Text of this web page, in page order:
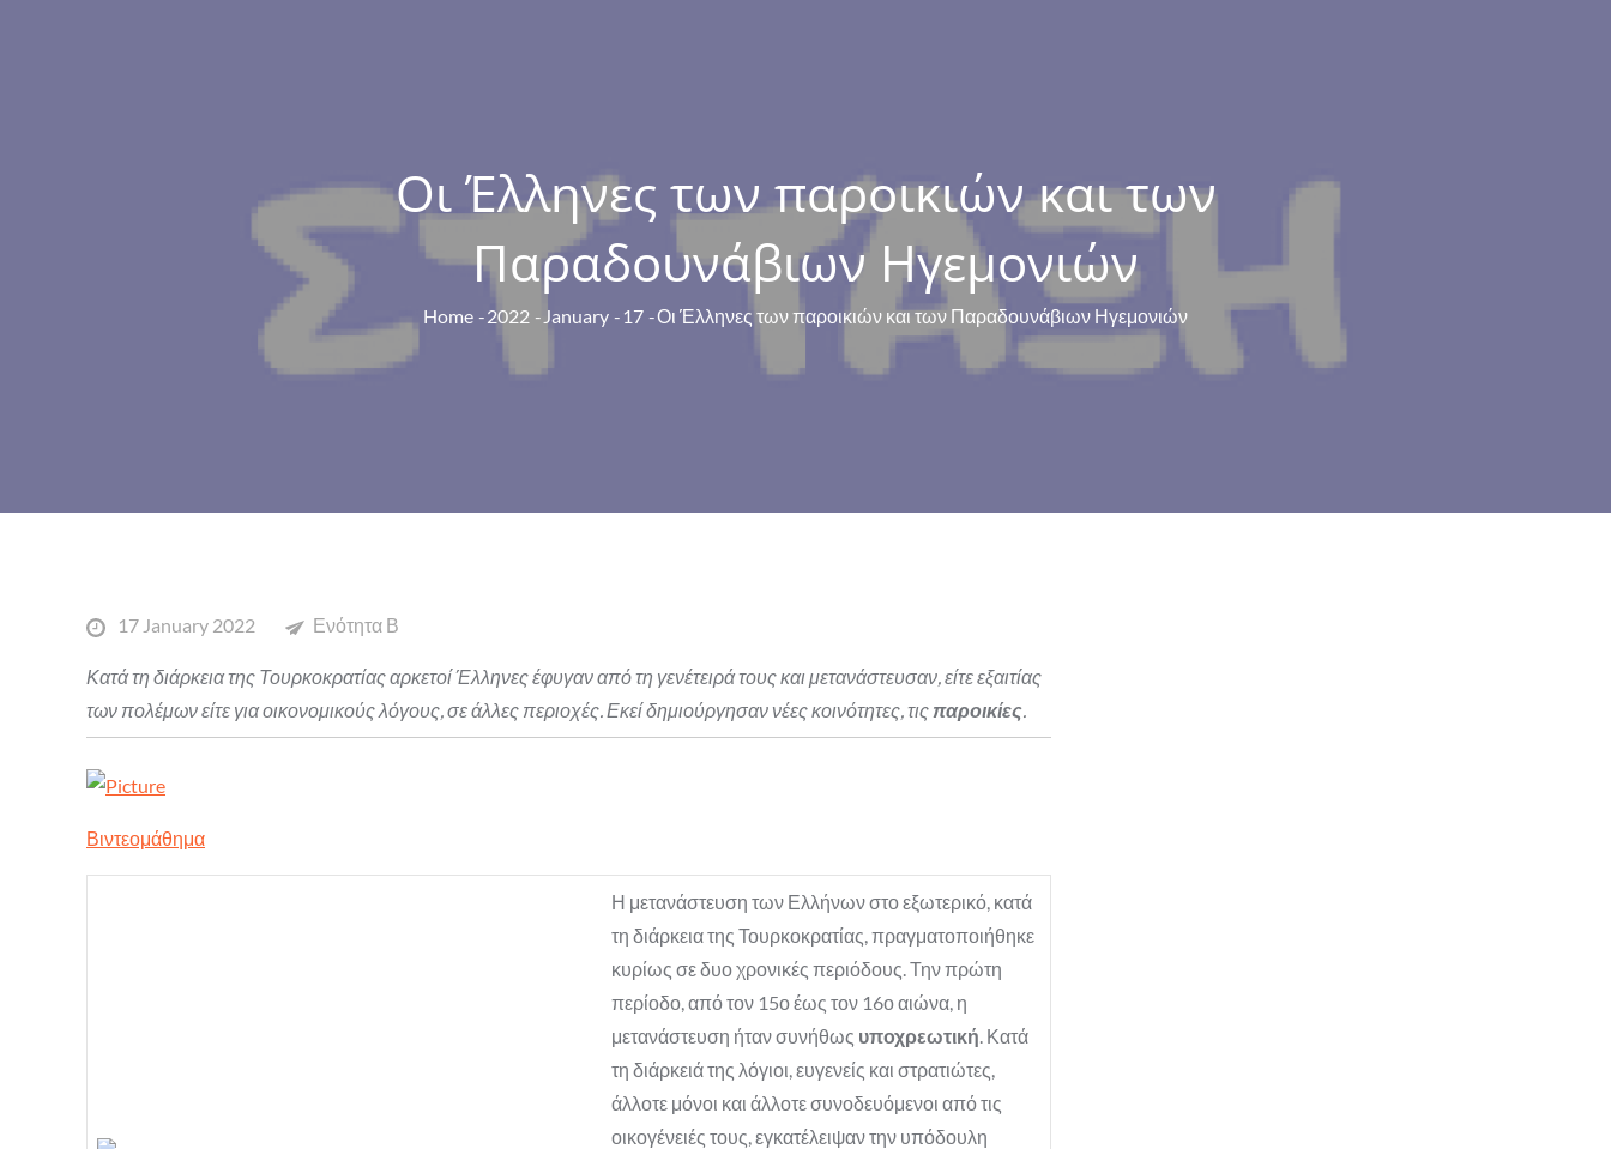
Οι Έλληνες των παροικιών και των
Παραδουνάβιων Ηγεμονιών
Home 2022 January 17 Οι Έλληνες των παροικιών και των Παραδουνάβιων Ηγεμονιών
Posted17 January 2022 Ενότητα Β
Κατά τη διάρκεια της Τουρκοκρατίας αρκετοί Έλληνες έφυγαν από τη γενέτειρά τους και μετανάστευσαν, είτε εξαιτίας
των πολέμων είτε για οικονομικούς λόγους, σε άλλες περιοχές. Εκεί δημιούργησαν νέες κοινότητες, τις παροικίες.
Βιντεομάθημα
Η μετανάστευση των Ελλήνων στο εξωτερικό, κατά
τη διάρκεια της Τουρκοκρατίας, πραγματοποιήθηκε
κυρίως σε δυο χρονικές περιόδους. Την πρώτη
περίοδο, από τον 15ο έως τον 16ο αιώνα, η
μετανάστευση ήταν συνήθως υποχρεωτική. Κατά
τη διάρκειά της λόγιοι, ευγενείς και στρατιώτες,
άλλοτε μόνοι και άλλοτε συνοδευόμενοι από τις
οικογένειές τους, εγκατέλειψαν την υπόδουλη